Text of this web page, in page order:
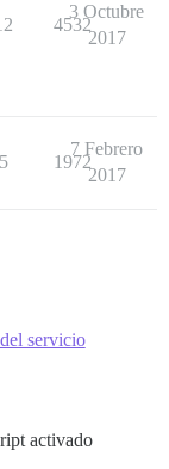
4532
3 Octubre
2017
5 1972
7 Febrero
2017
servicio
activado